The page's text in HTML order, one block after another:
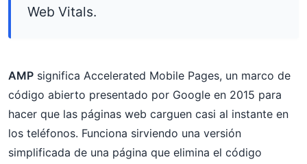
Web Vitals.
AMP significa Accelerated Mobile Pages, un marco de
código abierto presentado por Google en 2015 para
hacer que las páginas web carguen casi al instante en
los teléfonos. Funciona sirviendo una versión
simplificada de una página que elimina el código